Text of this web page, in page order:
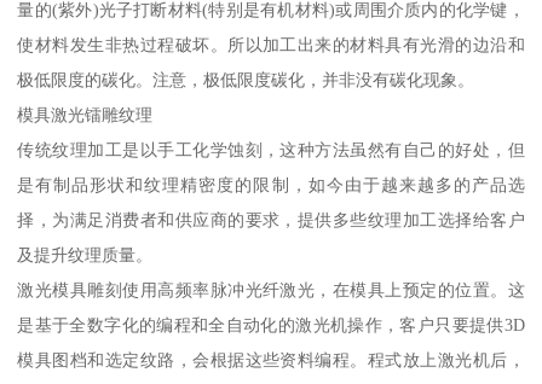
量的(紫外)光子打断材料(特别是有机材料)或周围介质内的化学键，
使材料发生非热过程破坏。所以加工出来的材料具有光滑的边沿和
极低限度的碳化。注意，极低限度碳化，并非没有碳化现象。
模具激光镭雕纹理
传统纹理加工是以手工化学蚀刻，这种方法虽然有自己的好处，但
是有制品形状和纹理精密度的限制，如今由于越来越多的产品选
择，为满足消费者和供应商的要求，提供多些纹理加工选择给客户
及提升纹理质量。
激光模具雕刻使用高频率脉冲光纤激光，在模具上预定的位置。这
是基于全数字化的编程和全自动化的激光机操作，客户只要提供3D
模具图档和选定纹路，会根据这些资料编程。程式放上激光机后，